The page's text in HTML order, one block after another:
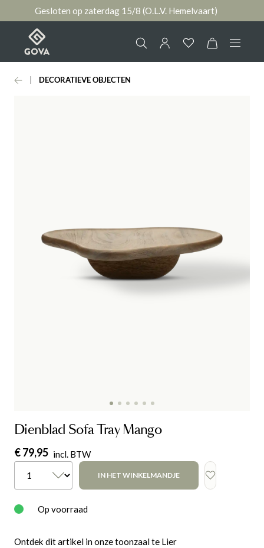
Gesloten op zaterdag 15/8 (O.L.V. Hemelvaart)
Collectie
Contact
DECORATIEVE OBJECTEN
Dienblad Sofa Tray Mango
€ 79,95 incl. BTW
IN HET WINKELMANDJE
Op voorraad
Ontdek dit artikel in onze toonzaal te Lier